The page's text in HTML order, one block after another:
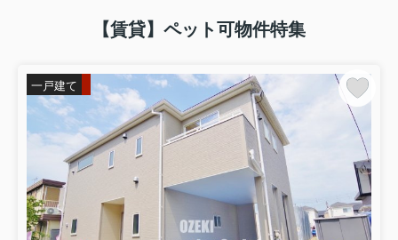
【賃貸】ペット可物件特集
一戸建て